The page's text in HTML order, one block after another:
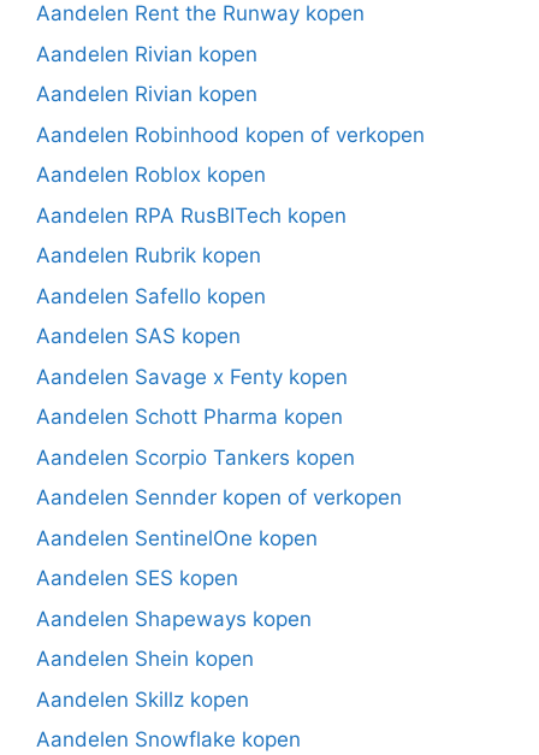
Aandelen Rent the Runway kopen
Aandelen Rivian kopen
Aandelen Rivian kopen
Aandelen Robinhood kopen of verkopen
Aandelen Roblox kopen
Aandelen RPA RusBITech kopen
Aandelen Rubrik kopen
Aandelen Safello kopen
Aandelen SAS kopen
Aandelen Savage x Fenty kopen
Aandelen Schott Pharma kopen
Aandelen Scorpio Tankers kopen
Aandelen Sennder kopen of verkopen
Aandelen SentinelOne kopen
Aandelen SES kopen
Aandelen Shapeways kopen
Aandelen Shein kopen
Aandelen Skillz kopen
Aandelen Snowflake kopen